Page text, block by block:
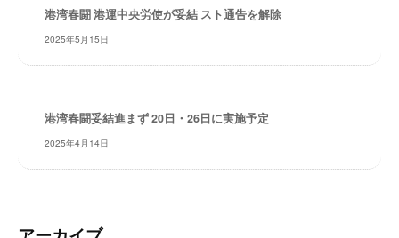
港湾春闘 港運中央労使が妥結 スト通告を解除
2025年5月15日
港湾春闘妥結進まず 20日・26日に実施予定
2025年4月14日